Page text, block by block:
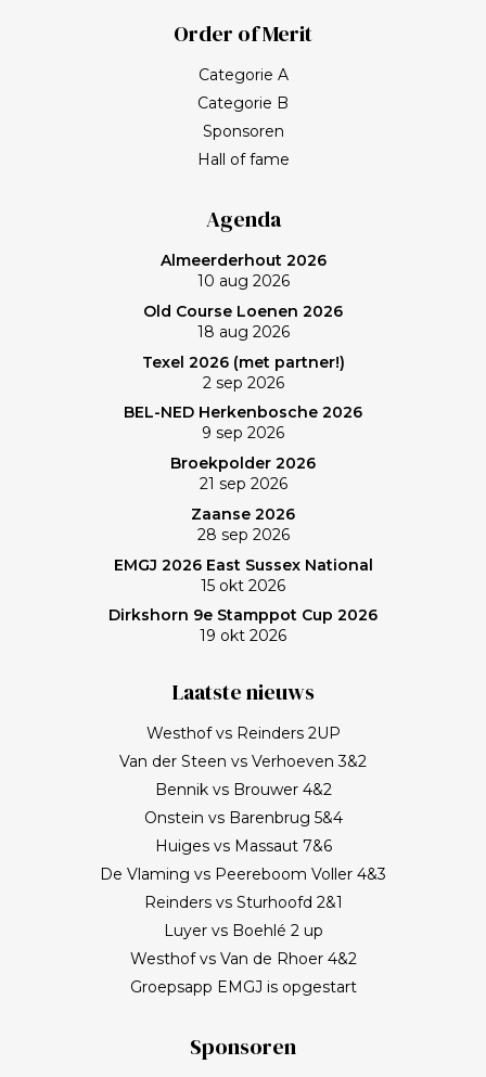
Order of Merit
Categorie A
Categorie B
Sponsoren
Hall of fame
Agenda
Almeerderhout 2026
10 aug 2026
Old Course Loenen 2026
18 aug 2026
Texel 2026 (met partner!)
2 sep 2026
BEL-NED Herkenbosche 2026
9 sep 2026
Broekpolder 2026
21 sep 2026
Zaanse 2026
28 sep 2026
EMGJ 2026 East Sussex National
15 okt 2026
Dirkshorn 9e Stamppot Cup 2026
19 okt 2026
Laatste nieuws
Westhof vs Reinders 2UP
Van der Steen vs Verhoeven 3&2
Bennik vs Brouwer 4&2
Onstein vs Barenbrug 5&4
Huiges vs Massaut 7&6
De Vlaming vs Peereboom Voller 4&3
Reinders vs Sturhoofd 2&1
Luyer vs Boehlé 2 up
Westhof vs Van de Rhoer 4&2
Groepsapp EMGJ is opgestart
Sponsoren